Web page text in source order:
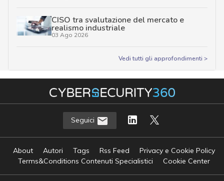
CISO tra svalutazione del mercato e
realismo industriale
03 Ago 2026
Vedi tutti gli approfondimenti >
Seguici
About Autori Tags Rss Feed
Privacy e Cookie Policy
Terms&Conditions Contenuti Specialistici
Cookie Center